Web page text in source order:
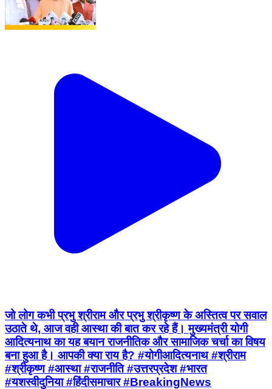
जो लोग कभी प्रभु श्रीराम और प्रभु श्रीकृष्ण के अस्तित्व पर सवाल
उठाते थे, आज वही आस्था की बात कर रहे हैं। मुख्यमंत्री योगी
आदित्यनाथ का यह बयान राजनीतिक और सामाजिक चर्चा का विषय
बना हुआ है। आपकी क्या राय है? #योगीआदित्यनाथ #श्रीराम
#श्रीकृष्ण #आस्था #राजनीति #उत्तरप्रदेश #भारत
#यशस्वीदुनिया #हिंदीसमाचार #BreakingNews